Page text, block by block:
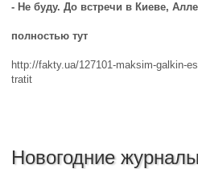
- Не буду. До встречи в Киеве,
полностью тут
http://fakty.ua/127101-maksim-galkin-
tratit
Новогодние